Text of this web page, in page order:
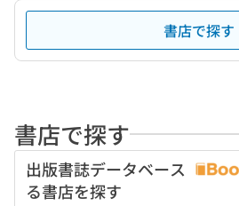
書店で探す
書店で探す
出版書誌データベース
る書店を探す